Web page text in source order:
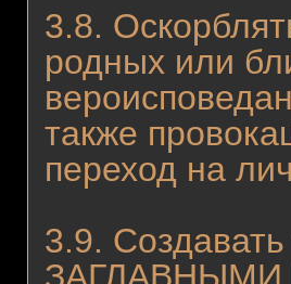
3.8.
родных или
также
переход на
3.9.